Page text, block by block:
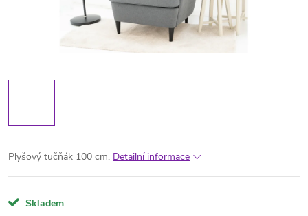
Plyšový tučňák 100 cm. Detailní informace
Skladem